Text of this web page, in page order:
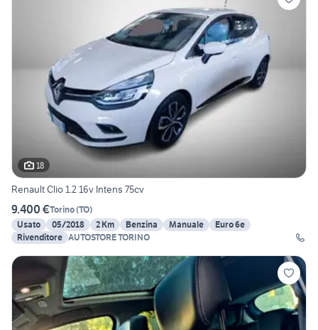
18
Renault Clio 1.2 16v Intens 75cv
9.400 €Torino(TO)
Usato
05/2018 2 Km Benzina Manuale
Euro 6e
Rivenditore AUTOSTORE TORINO